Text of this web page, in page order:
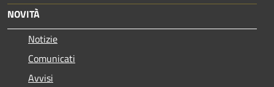
NOVITÀ
Notizie
Comunicati
Avvisi